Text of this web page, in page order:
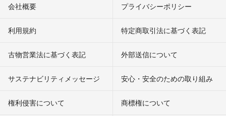
会社概要 プライバシーポリシー
利用規約 特定商取引法に基づく表記
古物営業法に基づく表記 外部送信について
サステナビリティメッセージ 安心・安全のための取り組み
権利侵害について
商標権について